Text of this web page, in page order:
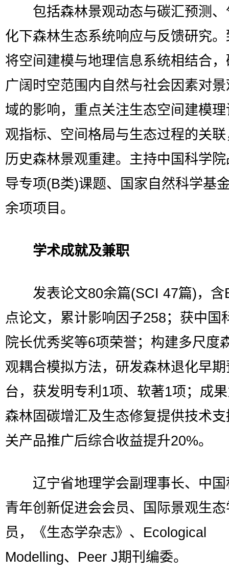
包括森林景观动态与碳汇预测、
化下森林生态系统响应与反馈研究
将空间建模与地理信息系统相结合
广阔时空范围内自然与社会因素对
域的影响，重点关注生态空间建模
观指标、空间格局与生态过程的关
历史森林景观重建。主持中国科学
导专项(B类)课题、国家自然科学基
余项项目。
学术成就及兼职
发表论文80余篇(SCI 47篇)，含
点论文，累计影响因子258；获中国
院长优秀奖等6项荣誉；构建多尺度
观耦合模拟方法，研发森林退化早
台，获发明专利1项、软著1项；成
森林固碳增汇及生态修复提供技术
关产品推广后综合收益提升20%。
辽宁省地理学会副理事长、中国
青年创新促进会会员、国际景观生
员，《生态学杂志》、Ecological
Modelling、Peer J期刊编委。